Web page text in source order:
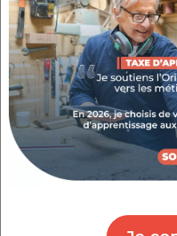
TERRITOIRE À
Pour cette première
artisan.e.s, une
partenaire ont été
actions en matière
Simon
Bière de la Rade
Toulon. Forts de